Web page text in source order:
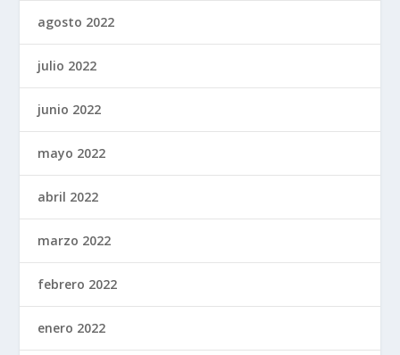
agosto 2022
julio 2022
junio 2022
mayo 2022
abril 2022
marzo 2022
febrero 2022
enero 2022